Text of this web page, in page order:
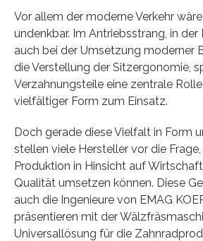
Vor allem der moderne Verkehr
undenkbar. Im Antriebsstrang, in der
auch bei der Umsetzung moderner
die Verstellung der Sitzergonomie,
Verzahnungsteile eine zentrale
vielfältiger Form zum Einsatz.
Doch gerade diese Vielfalt in Form
stellen viele Hersteller vor die
Produktion in Hinsicht auf
Qualität umsetzen können. Diese
auch die Ingenieure von EMAG
präsentieren mit der
Universallösung für die